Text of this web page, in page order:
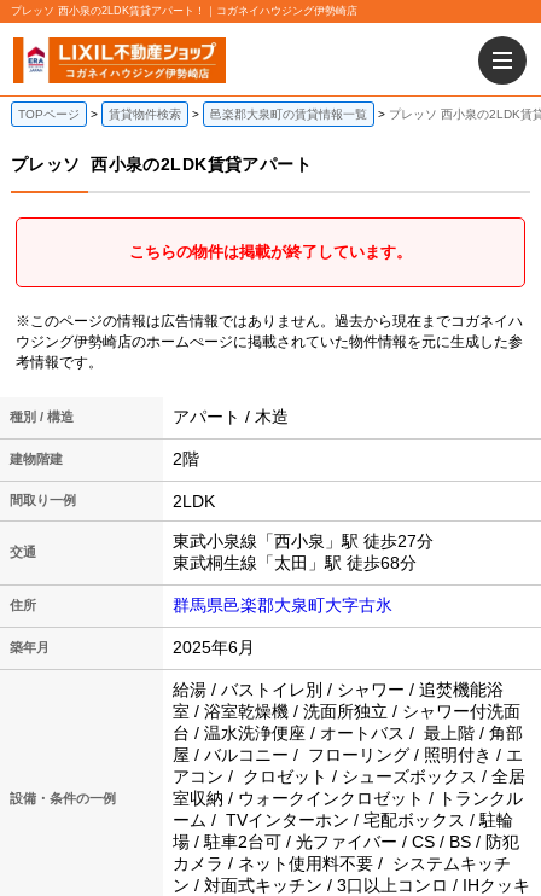
プレッソ 西小泉の2LDK賃貸アパート！｜コガネイハウジング伊勢崎店
TOPページ 賃貸物件検索 邑楽郡大泉町の賃貸情報一覧 プレッソ 西小泉の2LDK賃
プレッソ 西小泉の2LDK賃貸アパート
こちらの物件は掲載が終了しています。
※このページの情報は広告情報ではありません。過去から現在までコガネイハ
ウジング伊勢崎店のホームぺージに掲載されていた物件情報を元に生成した参
考情報です。
種別 / 構造 アパート / 木造
建物階建 2階
間取り一例 2LDK
交通
東武小泉線「西小泉」駅 徒歩27分
東武桐生線「太田」駅 徒歩68分
住所 群馬県邑楽郡大泉町大字古氷
築年月 2025年6月
設備・条件の一例
給湯 / バストイレ別 / シャワー / 追焚機能浴
室 / 浴室乾燥機 / 洗面所独立 / シャワー付洗面
台 / 温水洗浄便座 / オートバス / 最上階 / 角部
屋 / バルコニー / フローリング / 照明付き / エ
アコン / クロゼット / シューズボックス / 全居
室収納 / ウォークインクロゼット / トランクル
ーム / TVインターホン / 宅配ボックス / 駐輪
場 / 駐車2台可 / 光ファイバー / CS / BS / 防犯
カメラ / ネット使用料不要 / システムキッチ
ン / 対面式キッチン / 3口以上コンロ / IHクッキ